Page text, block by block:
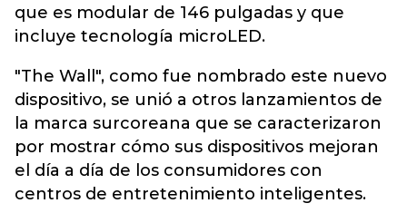
que es modular de 146 pulgadas y que
incluye tecnología microLED.
"The Wall", como fue nombrado este nuevo
dispositivo, se unió a otros lanzamientos de
la marca surcoreana que se caracterizaron
por mostrar cómo sus dispositivos mejoran
el día a día de los consumidores con
centros de entretenimiento inteligentes.